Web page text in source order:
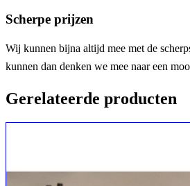
Scherpe prijzen
Wij kunnen bijna altijd mee met de
kunnen dan denken we mee naar een
Gerelateerde producten